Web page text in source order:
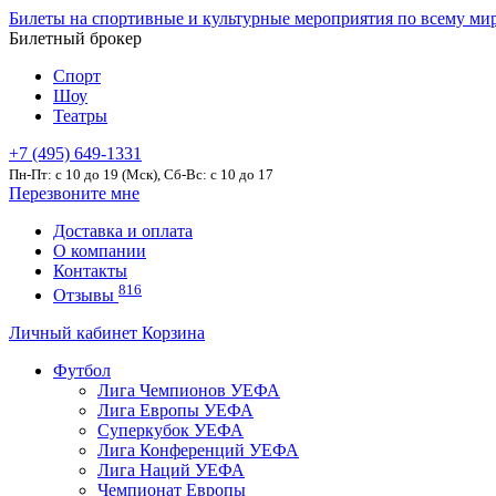
Билеты на спортивные и культурные мероприятия по всему
Билетный брокер
Спорт
Шоу
Театры
+7 (495) 649-1331
Пн-Пт: c 10 до 19 (Мск), Сб-Вс: с 10 до 17
Перезвоните мне
Доставка и оплата
О компании
Контакты
Отзывы 816
Личный кабинет Корзина
Футбол
Лига Чемпионов УЕФА
Лига Европы УЕФА
Суперкубок УЕФА
Лига Конференций УЕФА
Лига Наций УЕФА
Чемпионат Европы